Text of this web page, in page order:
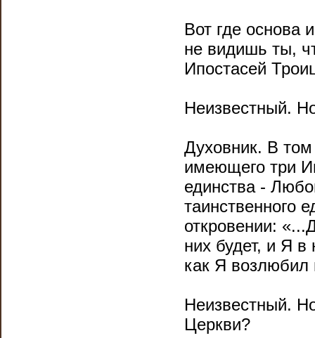
Вот где основа
не видишь ты,
Ипостасей
Неизвестный.
Духовник. В
имеющего три
единства -
таинственного
откровении:
них будет, и Я в
как Я возлюбил
Неизвестный.
Церкви?